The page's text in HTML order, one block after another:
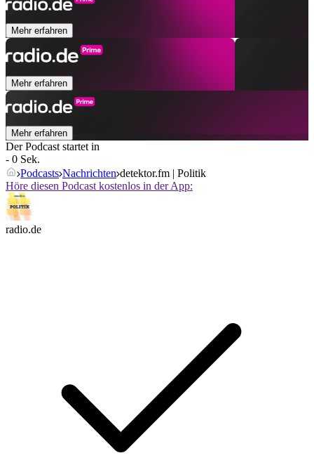
Mehr erfahren
Mehr erfahren
Mehr erfahren
Der Podcast startet in
- 0 Sek.
Podcasts Nachrichten detektor.fm | Politik
Höre diesen Podcast kostenlos in der App:
radio.de